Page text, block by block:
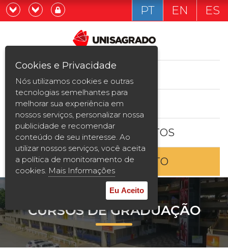
Graduação
Pós-graduação e MBA
Curta Duração
Vestibular
2ª Graduação
Transferência
Reingresso
Prouni
Já sou estudande
Quero ser estudante
PT EN ES
ESTUDE AQUI
BOLSAS E DESCONTOS
ENTRE EM CONTATO
CURSOS DE GRADUAÇÃO
Cookies e Privacidade
Nós utilizamos cookies e outras
tecnologias semelhantes para
melhorar sua experiência em
nossos serviços, personalizar nossa
publicidade e recomendar
conteúdo de seu interesse. Ao
utilizar nossos serviços, você aceita
a política de monitoramento de
cookies. Mais Informações
Eu Aceito